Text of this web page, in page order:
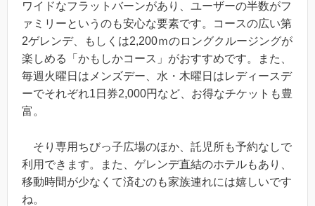
ワイドなフラットバーンがあり、ユーザーの半数がフ
ァミリーというのも安心な要素です。コースの広い第
2ゲレンデ、もしくは2,200ｍのロングクルージングが
楽しめる「かもしかコース」がおすすめです。また、
毎週火曜日はメンズデー、水・木曜日はレディースデ
ーでそれぞれ1日券2,000円など、お得なチケットも豊
富。
そり専用ちびっ子広場のほか、託児所も予約なしで
利用できます。また、ゲレンデ直結のホテルもあり、
移動時間が少なくて済むのも家族連れには嬉しいです
ね。